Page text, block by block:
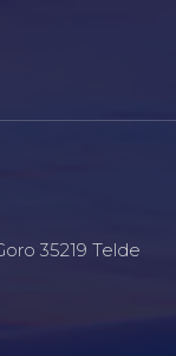
35219 Telde